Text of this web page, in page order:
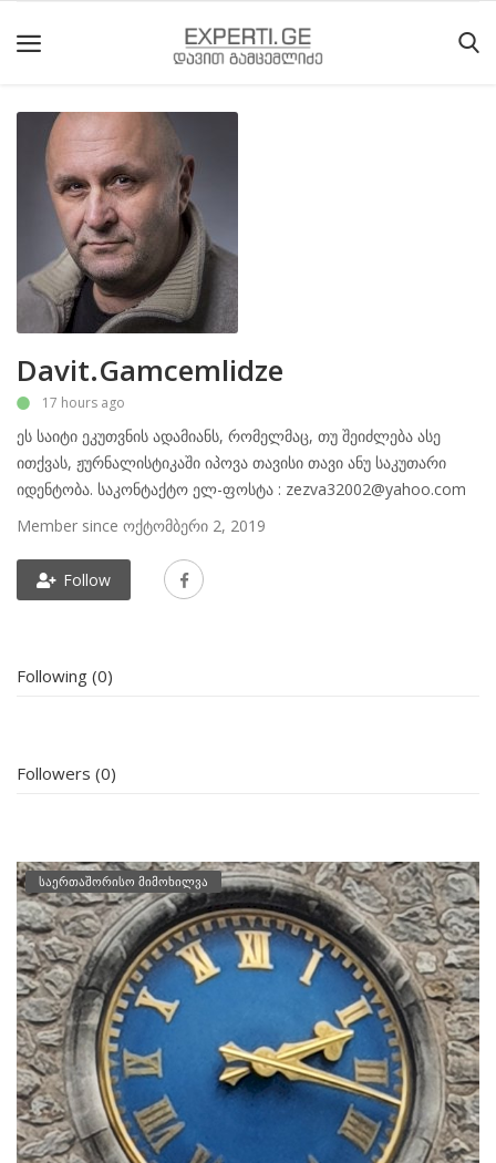
მთავარი
მიმდინარე
მოვლენები
საიტის
შესახებ
მოძრაობის
ისტორია
სტატიები
Davit.Gamcemlidze
17 hours ago
ეს საიტი ეკუთვნის ადამიანს, რომელმაც, თუ შეიძლება ასე
ითქვას, ჟურნალისტიკაში იპოვა თავისი თავი ანუ საკუთარი
იდენტობა. საკონტაქტო ელ-ფოსტა : zezva32002@yahoo.com
Member since ოქტომბერი 2, 2019
Follow
Following (0)
Followers (0)
საერთაშორისო მიმოხილვა